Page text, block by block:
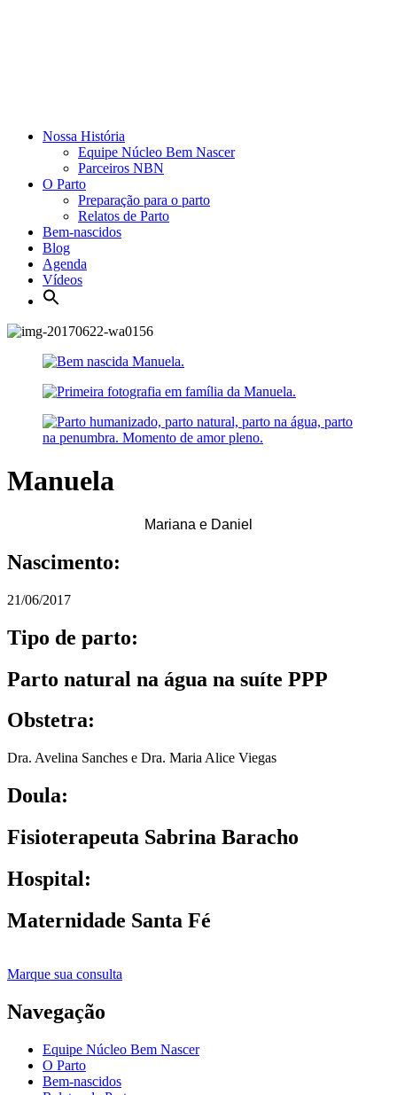
Nossa História
Equipe Núcleo Bem Nascer
Parceiros NBN
O Parto
Preparação para o parto
Relatos de Parto
Bem-nascidos
Blog
Agenda
Vídeos
Manuela
Mariana e Daniel
Nascimento:
21/06/2017
Tipo de parto:
Parto natural na água na suíte PPP
Obstetra:
Dra. Avelina Sanches e Dra. Maria Alice Viegas
Doula:
Fisioterapeuta Sabrina Baracho
Hospital:
Maternidade Santa Fé
Marque sua consulta
Navegação
Equipe Núcleo Bem Nascer
O Parto
Bem-nascidos